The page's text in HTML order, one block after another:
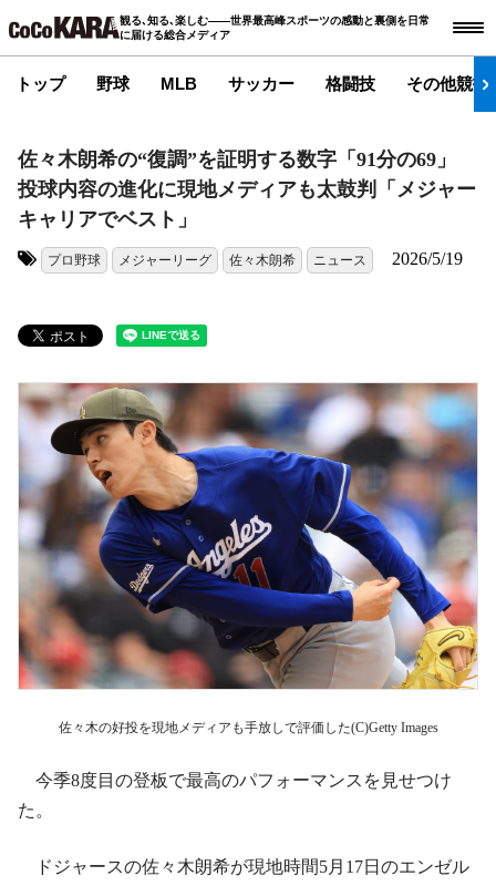
観る､知る､楽しむ――世界最高峰スポーツの感動と裏側を日常
に届ける総合メディア
トップ 野球 MLB サッカー 格闘技 その他競技
佐々木朗希の“復調”を証明する数字「91分の69」
投球内容の進化に現地メディアも太鼓判「メジャー
キャリアでベスト」
プロ野球 メジャーリーグ 佐々木朗希 ニュース 2026/5/19
佐々木の好投を現地メディアも手放しで評価した(C)Getty Images
今季8度目の登板で最高のパフォーマンスを見せつけ
た。
ドジャースの佐々木朗希が現地時間5月17日のエンゼル